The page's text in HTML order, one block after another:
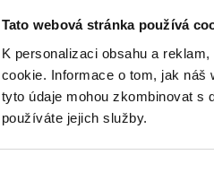
Tato webová stránka používá
K personalizaci obsahu a
cookie. Informace o tom, jak
tyto údaje mohou zkombinovat s
používáte jejich služby.
hypotékou je